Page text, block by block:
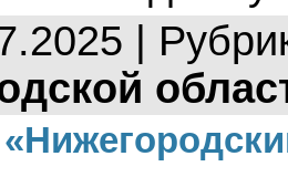
|